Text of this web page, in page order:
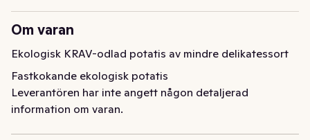
Om varan
Ekologisk KRAV-odlad potatis av mindre delikatessort
Fastkokande ekologisk potatis
Leverantören har inte angett någon detaljerad
information om varan.